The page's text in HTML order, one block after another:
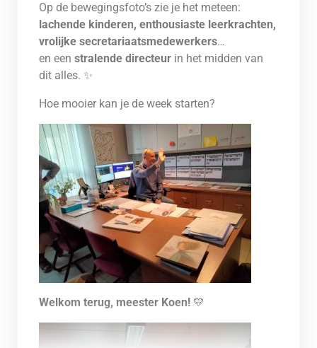
Kortom, jullie hadden erbij moeten zijn!
Tot volgend jaar?
Op de bewegingsfoto’s zie je het meteen:
lachende kinderen, enthousiaste leerkrachten,
vrolijke secretariaatsmedewerkers…
en een stralende directeur in het midden van
dit alles. ✨
Hoe mooier kan je de week starten?
Welkom terug, meester Koen! 💛